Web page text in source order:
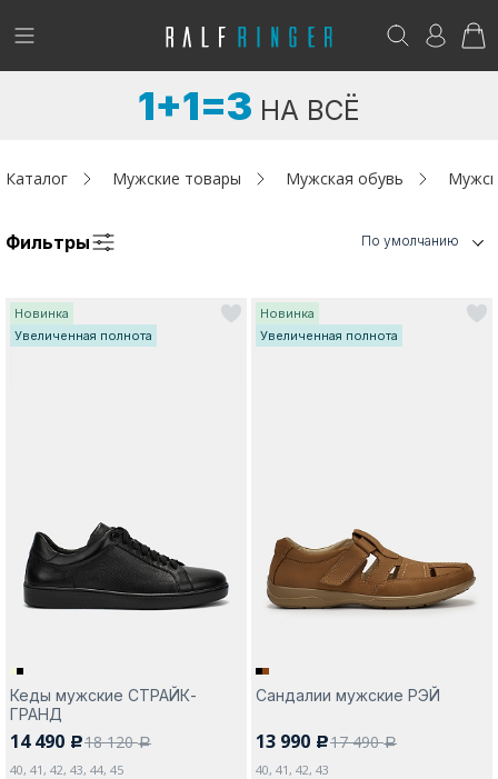
!
Женщинам
Капсула
Да, все верно Изменить город
Возникли вопросы? - club@ralf.ru
1+1=3 НА ВСЁ
Каталог Мужские товары Мужская обувь
Фильтры По умолчанию
Новинка
Увеличенная полнота
Кеды мужские СТРАЙК-
ГРАНД
14 490 c18 120a
40, 41, 42, 43, 44, 45
Новинка
Увеличенная полнота
Сандалии мужские РЭЙ
13 990 c17 490a
40, 41, 42, 43